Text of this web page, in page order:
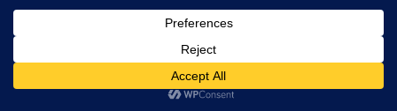
A podcast hangfelvétel lejátszása a „play” ikont
ábrázoló ikonra kattintva indul, de a hangfájl